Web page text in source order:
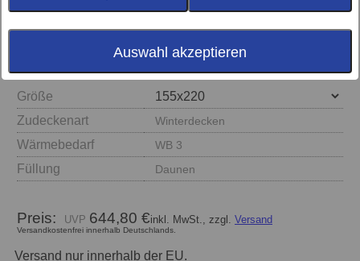
Auswahl akzeptieren
Größe
Zudeckenart
Winterdecken
Wärmebedarf WB 3
Füllung Daunen
Preis: 644,80 €inkl. MwSt., zzgl. Versand
Versandkostenfrei innerhalb Deutschlands.
Versand nur innerhalb der EU.